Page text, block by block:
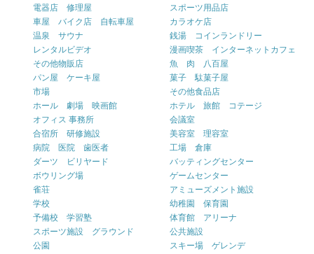
電器店 修理屋
スポーツ用品店
車屋 バイク店 自転車屋
カラオケ店
温泉 サウナ
銭湯 コインランドリー
レンタルビデオ
漫画喫茶 インターネットカフェ
その他物販店
魚 肉 八百屋
パン屋 ケーキ屋
菓子 駄菓子屋
市場
その他食品店
ホール 劇場 映画館
ホテル 旅館 コテージ
オフィス 事務所
会議室
合宿所 研修施設
美容室 理容室
病院 医院 歯医者
工場 倉庫
ダーツ ビリヤード
バッティングセンター
ボウリング場
ゲームセンター
雀荘
アミューズメント施設
学校
幼稚園 保育園
予備校 学習塾
体育館 アリーナ
スポーツ施設 グラウンド
公共施設
公園
スキー場 ゲレンデ